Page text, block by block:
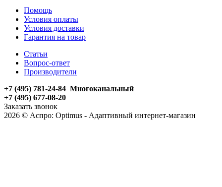
Помощь
Условия оплаты
Условия доставки
Гарантия на товар
Статьи
Вопрос-ответ
Производители
+7 (495) 781-24-84 Многоканальный
+7 (495) 677-08-20
Заказать звонок
2026 © Аспро: Optimus - Адаптивный интернет-магазин